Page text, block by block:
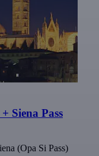
Siena Pass
(Opa Si Pass)